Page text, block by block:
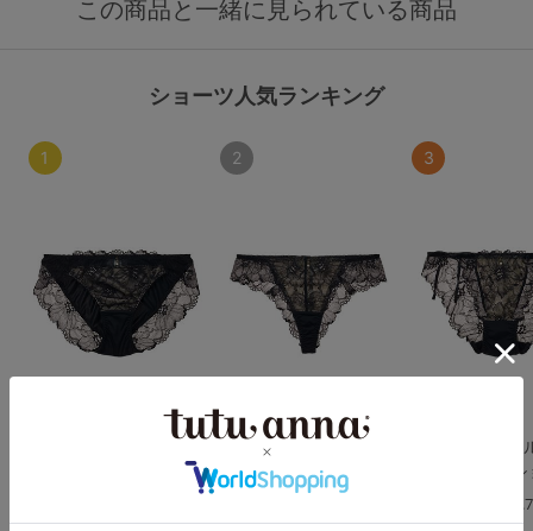
この商品と一緒に見られている商品
ショーツ人気ランキング
1
[特盛ブラ]シャルマン
ノワールフルショーツ
2
[特盛ブラ]シャルマン
ノワールTバック
3
[特盛ブラ]シャ
ノワールヒモ
4.7